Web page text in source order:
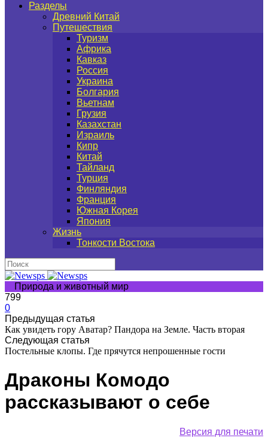
Разделы
Древний Китай
Путешествия
Туризм
Африка
Кавказ
Россия
Украина
Болгария
Вьетнам
Грузия
Казахстан
Израиль
Кипр
Китай
Тайланд
Турция
Финляндия
Франция
Южная Корея
Япония
Жизнь
Тонкости Востока
Природа и животный мир
799
0
Предыдущая статья
Как увидеть гору Аватар? Пандора на Земле. Часть вторая
Следующая статья
Постельные клопы. Где прячутся непрошенные гости
Драконы Комодо
рассказывают о себе
Версия для печати